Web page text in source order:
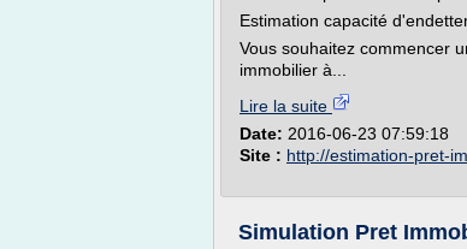
Estimation capacité
Vous souhaitez commencer
immobilier à...
Lire la suite
Date: 2016-06-23 07:59:18
Site : http://estimation-pret-
Simulation Pret